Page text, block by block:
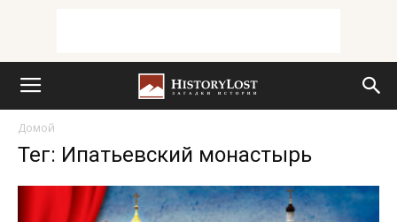
Домой
Тег: Ипатьевский монастырь